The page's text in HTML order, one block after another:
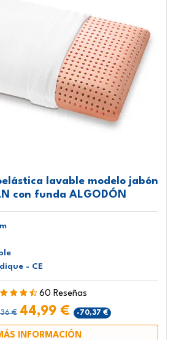
lavable modelo jabón
con funda ALGODÓN
- CE
60 Reseñas
€ 44,99 € -70,37 €
INFORMACIÓN